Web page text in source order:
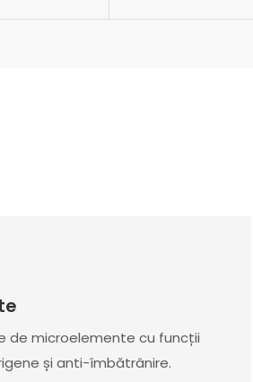
de microelemente cu funcții
și anti-îmbătrânire.